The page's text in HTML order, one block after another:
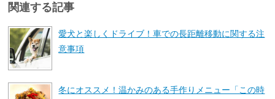
関連する記事
愛犬と楽しくドライブ！車での長距離移動に関する注
意事項
冬にオススメ！温かみのある手作りメニュー「この時